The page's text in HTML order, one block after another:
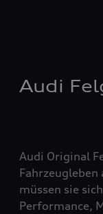
Audi
Audi Original
müssen sie
Performance,